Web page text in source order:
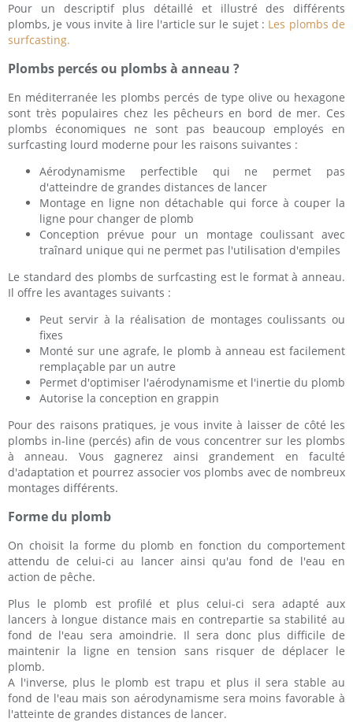
Pour un descriptif plus détaillé et illustré des différents
plombs, je vous invite à lire l'article sur le sujet : Les plombs de
surfcasting.
Plombs percés ou plombs à anneau ?
En méditerranée les plombs percés de type olive ou hexagone
sont très populaires chez les pêcheurs en bord de mer. Ces
plombs économiques ne sont pas beaucoup employés en
surfcasting lourd moderne pour les raisons suivantes :
Aérodynamisme perfectible qui ne permet pas
d'atteindre de grandes distances de lancer
Montage en ligne non détachable qui force à couper la
ligne pour changer de plomb
Conception prévue pour un montage coulissant avec
traînard unique qui ne permet pas l'utilisation d'empiles
Le standard des plombs de surfcasting est le format à anneau.
Il offre les avantages suivants :
Peut servir à la réalisation de montages coulissants ou
fixes
Monté sur une agrafe, le plomb à anneau est facilement
remplaçable par un autre
Permet d'optimiser l'aérodynamisme et l'inertie du plomb
Autorise la conception en grappin
Pour des raisons pratiques, je vous invite à laisser de côté les
plombs in-line (percés) afin de vous concentrer sur les plombs
à anneau. Vous gagnerez ainsi grandement en faculté
d'adaptation et pourrez associer vos plombs avec de nombreux
montages différents.
Forme du plomb
On choisit la forme du plomb en fonction du comportement
attendu de celui-ci au lancer ainsi qu'au fond de l'eau en
action de pêche.
Plus le plomb est profilé et plus celui-ci sera adapté aux
lancers à longue distance mais en contrepartie sa stabilité au
fond de l'eau sera amoindrie. Il sera donc plus difficile de
maintenir la ligne en tension sans risquer de déplacer le
plomb.
A l'inverse, plus le plomb est trapu et plus il sera stable au
fond de l'eau mais son aérodynamisme sera moins favorable à
l'atteinte de grandes distances de lancer.